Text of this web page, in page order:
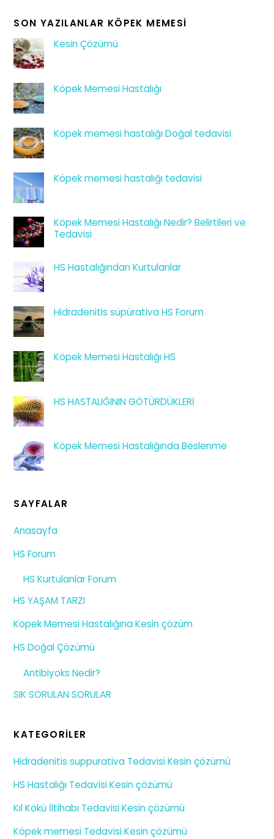
SON YAZILANLAR KÖPEK MEMESI
Kesin Çözümü
Köpek Memesi Hastalığı
Köpek memesi hastalığı Doğal tedavisi
Köpek memesi hastalığı tedavisi
Köpek Memesi Hastalığı Nedir? Belirtileri ve
Tedavisi
HS Hastalığından Kurtulanlar
Hidradenitis süpürativa HS Forum
Köpek Memesi Hastalığı HS
HS HASTALIĞININ GÖTÜRDÜKLERİ
Köpek Memesi Hastalığında Beslenme
SAYFALAR
Anasayfa
HS Forum
HS Kurtulanlar Forum
HS YAŞAM TARZI
Köpek Memesi Hastalığına Kesin çözüm
HS Doğal Çözümü
Antibiyoks Nedir?
SIK SORULAN SORULAR
KATEGORILER
Hidradenitis suppurativa Tedavisi Kesin çözümü
HS Hastalığı Tedavisi Kesin çözümü
Kıl Kökü İltihabı Tedavisi Kesin çözümü
Köpek memesi Tedavisi Kesin çözümü